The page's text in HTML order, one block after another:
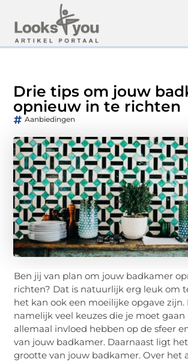
Drie tips om jouw
opnieuw in te richten
Aanbiedingen
Ben jij van plan om jouw badkamer
richten? Dat is natuurlijk erg leuk om
het kan ook een moeilijke opgave zijn.
namelijk veel keuzes die je moet
allemaal invloed hebben op de sfeer
van jouw badkamer. Daarnaast ligt
grootte van jouw badkamer. Over het